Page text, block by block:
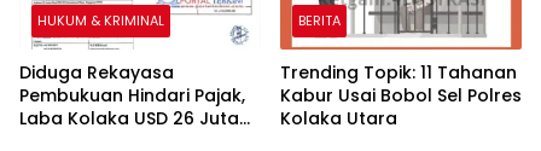
HUKUM & KRIMINAL
Diduga Rekayasa
Pembukuan Hindari Pajak,
Laba Kolaka USD 26 Juta
BERITA
Trending Topik: 11 Tahanan
Kabur Usai Bobol Sel Polres
Kolaka Utara